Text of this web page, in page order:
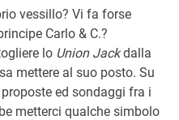
vessillo? Vi fa forse
Carlo & C.?
lo Union Jackdalla
mettere al suo posto. Su
ed sondaggi fra i
metterci qualche simbolo